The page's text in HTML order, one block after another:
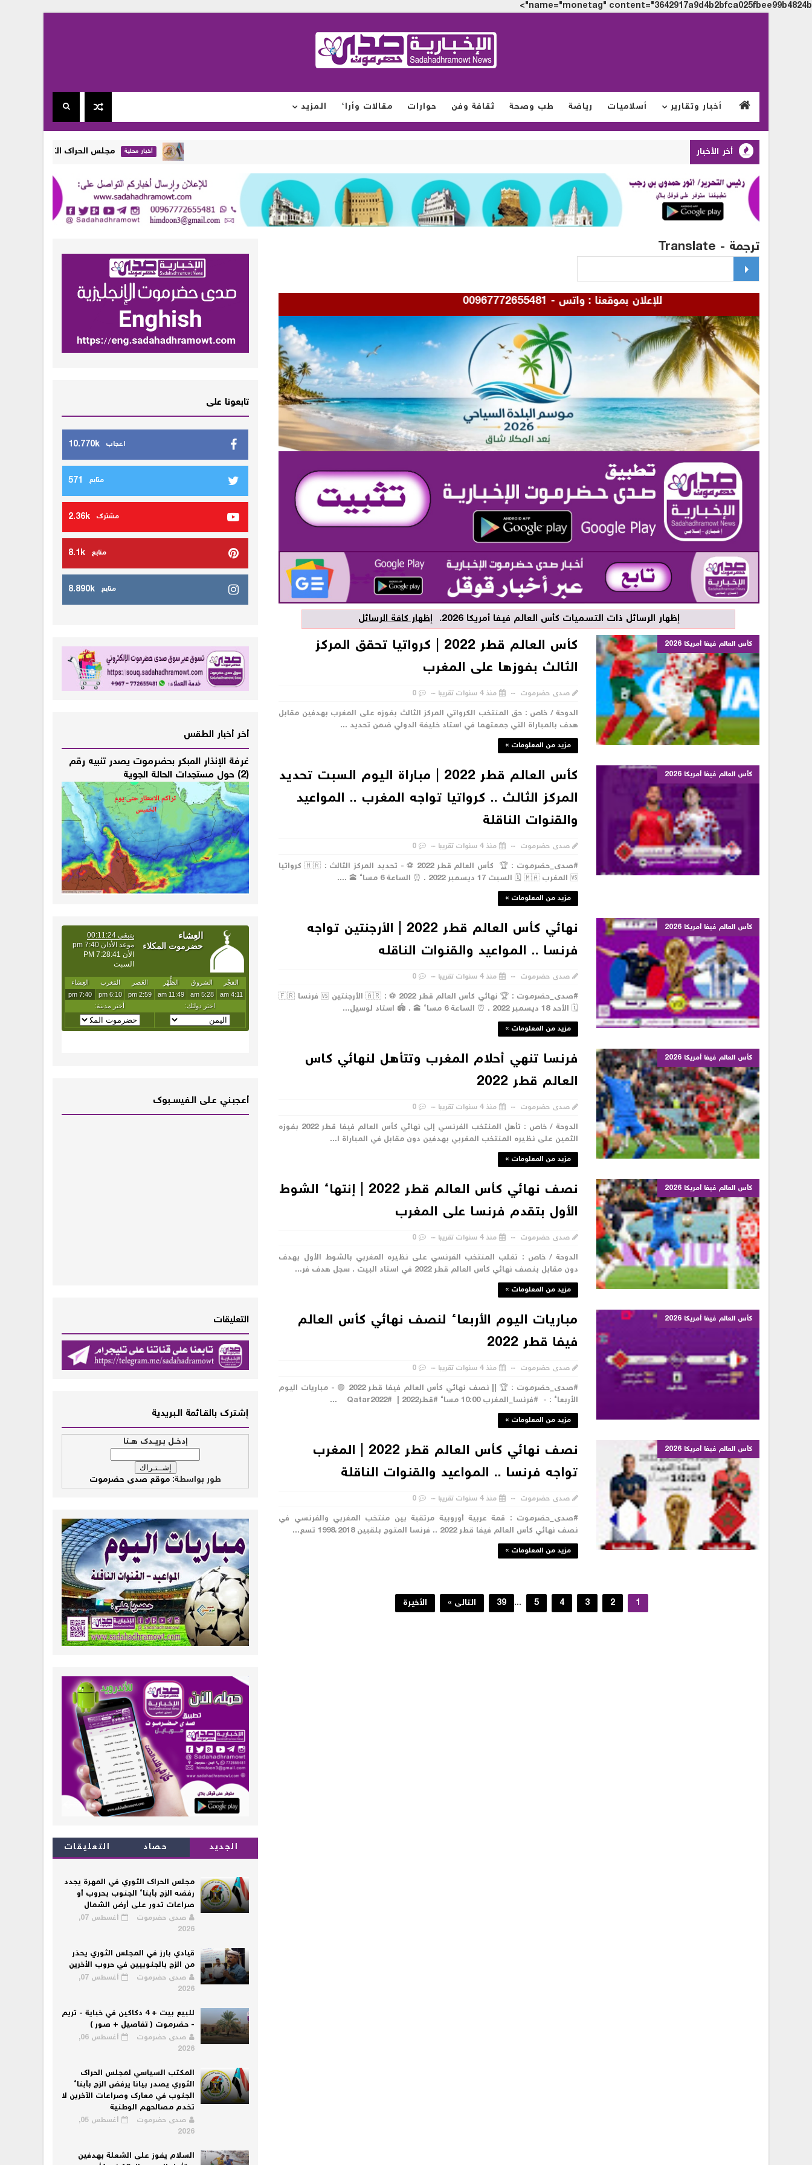
name="monetag" content="3642917a9d4b2bfca025fbee99b4824b">
أخبار وتقارير أسلاميات رياضة طب وصحة ثقافة وفن حوارات مقالات وأراء المزيد
أخر الأخبار أخبار محلية مجلس الحراك الثوري في المهرة يجدد
ترجمة - Translate
للإعلان بموقعنا : واتس - 00967772655481
‏إظهار الرسائل ذات التسميات كأس العالم فيفا أمريكا 2026 . إظهار كافة الرسائل
كأس العالم فيفا أمريكا 2026
كأس العالم قطر 2022 | كرواتيا تحقق المركز
الثالث بفوزها على المغرب
صدى حضرموت منذ 4 سنوات تقريبا 0
الدوحة / خاص : حق المنتخب الكرواتي المركز الثالث بفوزه على المغرب بهدفين مقابل
هدف بالمباراة التي جمعتهما في استاد خليفة الدولي ضمن تحديد ...
مزيد من المعلومات »
كأس العالم فيفا أمريكا 2026
كأس العالم قطر 2022 | مباراة اليوم السبت تحديد
المركز الثالث .. كرواتيا تواجه المغرب .. المواعيد
والقنوات الناقلة
صدى حضرموت منذ 4 سنوات تقريبا 0
#صدى_حضرموت : 🏆 كأس العالم قطر 2022 ⚽ - تحديد المركز الثالث : ‏🇭🇷 كرواتيا
🆚 المغرب 🇲🇦 🗓️ السبت 17 ديسمبر 2022 . ⏰ الساعة 6 مساء 🕋 ....
مزيد من المعلومات »
كأس العالم فيفا أمريكا 2026
نهائي كأس العالم قطر 2022 | الأرجنتين تواجه
فرنسا .. المواعيد والقنوات الناقله
صدى حضرموت منذ 4 سنوات تقريبا 0
#صدى_حضرموت : 🏆 نهائي كأس العالم قطر 2022 ⚽ : ‏🇦🇷 الأرجنتين 🆚 فرنسا 🇫🇷
🗓️ الأحد 18 ديسمبر 2022 . ⏰ الساعة 6 مساء 🕋 . 🏟️ استاد لوسيل...
مزيد من المعلومات »
كأس العالم فيفا أمريكا 2026
فرنسا تنهي أحلام المغرب وتتأهل لنهائي كاس
العالم قطر 2022
صدى حضرموت منذ 4 سنوات تقريبا 0
الدوحة / خاص : تأهل المنتخب الفرنسي إلى نهائي كأس العالم فيفا قطر 2022 بفوزه
الثمين على نظيره المنتخب المغربي بهدفين دون مقابل في المباراة ا...
مزيد من المعلومات »
كأس العالم فيفا أمريكا 2026
نصف نهائي كأس العالم قطر 2022 | إنتهاء الشوط
الأول بتقدم فرنسا على المغرب
صدى حضرموت منذ 4 سنوات تقريبا 0
الدوحة / خاص : تغلب المنتخب الفرنسي على نظيره المغربي بالشوط الأول بهدف
دون مقابل بنصف نهائي كأس العالم قطر 2022 في استاد البيت . سجل هدف فر...
مزيد من المعلومات »
كأس العالم فيفا أمريكا 2026
مباريات اليوم الأربعاء لنصف نهائي كأس العالم
فيفا قطر 2022
صدى حضرموت منذ 4 سنوات تقريبا 0
#صدى_حضرموت : 🏆 || نصف نهائي كأس العالم فيفا قطر 2022 🟣 - مباريات اليوم
الأربعاء : - #فرنسا_المغرب 10:00 مساء #قطر2022 | #Qatar2022 ...
مزيد من المعلومات »
كأس العالم فيفا أمريكا 2026
نصف نهائي كأس العالم قطر 2022 | المغرب
تواجه فرنسا .. المواعيد والقنوات الناقلة
صدى حضرموت منذ 4 سنوات تقريبا 0
#صدى_حضرموت : قمة عربية أوروبية مرتقبة بين منتخب المغربي والفرنسي في
نصف نهائي كأس العالم فيفا قطر 2022 .. فرنسا المتوج بلقبين 1998،2018 تسع...
مزيد من المعلومات »
1
2
3
4
5
...
39 التالى » الأخيرة
تابعونا على
10.770k اعجاب
571 متابع
2.36k مشترك
8.1k متابع
8.890k متابع
أخر أخبار الطقس
غرفة الإنذار المبكر بحضرموت يصدر تنبيه رقم
(2) حول مستجدات الحالة الجوية
أعـــجبــني عـــلى الــفــيســــبوك
التعليقات
إشــترك بالقـــائمة الــبريدية
إدخــل بـريــدك هــنا
طور بواسطة: موقع صدى حضرموت
الجديد حصاد التعليقات
مجلس الحراك الثوري في المهرة يجدد
رفضه الزج بأبناء الجنوب بحروب أو
صراعات تدور على أرض الشمال
صدى حضرموت
أغسطس 07,
2026
قيادي بارز في المجلس الثوري يحذر
من الزج بالجنوبيين في حروب الأخرين
صدى حضرموت
أغسطس 07,
2026
للبيع بيت + 4 دكاكين في خباية - تريم
- حضرموت ( تفاصيل + صور )
صدى حضرموت
أغسطس 06,
2026
المكتب السياسي لمجلس الحراك
الثوري يصدر بيانا يرفض الزج بأبناء
الجنوب في معارك وصراعات الآخرين لا
تخدم مصالحهم الوطنية
صدى حضرموت
أغسطس 05,
2026
السلام يفوز على الشعلة بهدفين